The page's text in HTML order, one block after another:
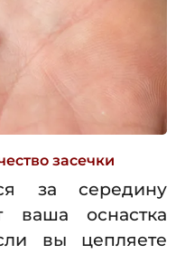
засечки
за середину
ваша оснастка
вы цепляете